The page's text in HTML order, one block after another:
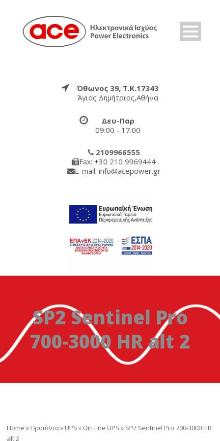
Όθωνος 39, Τ.Κ.17343
Άγιος Δημήτριος,Αθήνα
Δευ-Παρ
09:00 - 17:00
2109966555
Fax: +30 210 9969444
E-mail: info@acepower.gr
SP2 Sentinel Pro
700-3000 HR alt 2
Home » Προϊόντα» UPS » On Line UPS » SP2 Sentinel Pro 700-3000 HR
alt 2